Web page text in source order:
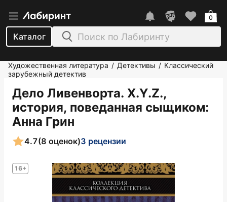
Каталог
0
Художественная литература / Детективы / Классический
зарубежный детектив
Дело Ливенворта. X.Y.Z.,
история, поведанная сыщиком:
Анна Грин
16+
4.7(8 оценок)3 рецензии